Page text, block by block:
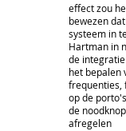
effect zou
bewezen
systeem in
Hartman in
de
het bepalen
frequenties,
op de
de
afregelen